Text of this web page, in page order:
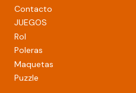
Contacto
JUEGOS
Rol
Poleras
Maquetas
Puzzle